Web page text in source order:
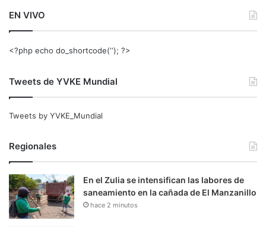
EN VIVO
<?php echo do_shortcode(‘‘); ?>
Tweets de YVKE Mundial
Tweets by YVKE_Mundial
Regionales
En el Zulia se intensifican las labores de
saneamiento en la cañada de El Manzanillo
hace 2 minutos